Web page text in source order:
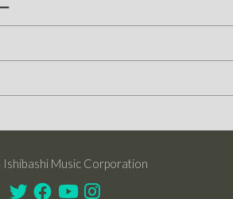
Music Corporation
TwitterFacebook
YoutubeInstagram